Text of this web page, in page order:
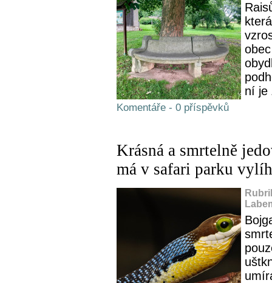
ní je
Komentáře - 0 příspěvků
Krásná a smrtelně
má v safari parku